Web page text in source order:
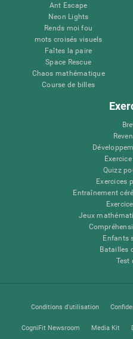
Ant Escape
Neon Lights
Rends moi fou
mots croisés visuels
Faîtes la paire
Space Rescue
Chaos mathématique
Course de billes
Quizz
Exercices
Entraînement
Jeux
Enfants
Batailles
Test
Conditions d'utilisation
CogniFit Newsroom Media Kit